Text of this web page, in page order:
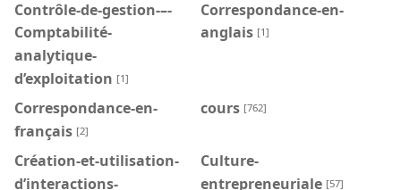
Contrôle-de-gestion-–-
Comptabilité-
analytique-
d’exploitation [1]
Correspondance-en-
anglais [1]
Correspondance-en-
français [2]
cours [762]
Création-et-utilisation-
d’interactions-
Culture-
entrepreneuriale [57]